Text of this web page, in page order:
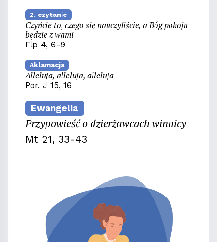
2. czytanie
Czyńcie to, czego się nauczyliście, a Bóg pokoju
będzie z wami
Flp 4, 6-9
Aklamacja
Alleluja, alleluja, alleluja
Por. J 15, 16
Ewangelia
Przypowieść o dzierżawcach winnicy
Mt 21, 33-43